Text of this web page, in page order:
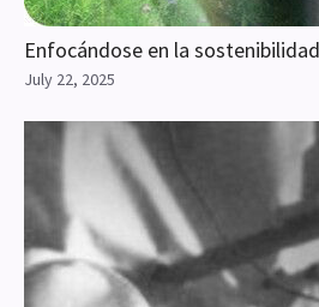
Enfocándose en la
July 22, 2025